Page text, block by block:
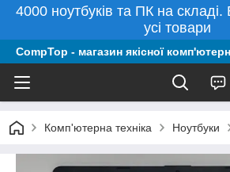
4000 ноутбуків та ПК на
усі товари
CompTop - магазин якісної
Комп'ютерна техніка Ноутбуки